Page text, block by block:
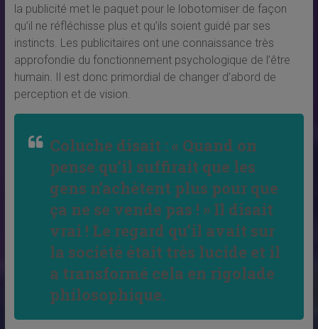
la publicité met le paquet pour le lobotomiser de façon
qu’il ne réfléchisse plus et qu’ils soient guidé par ses
instincts. Les publicitaires ont une connaissance très
approfondie du fonctionnement psychologique de l’être
humain. Il est donc primordial de changer d’abord de
perception et de vision.
Coluche disait : « Quand on
pense qu’il suffirait que les
gens n’achètent plus pour que
ça ne se vende pas ! » Il disait
vrai ! Le regard qu’il avait sur
la société était très lucide et il
a transformé cela en rigolade
philosophique.